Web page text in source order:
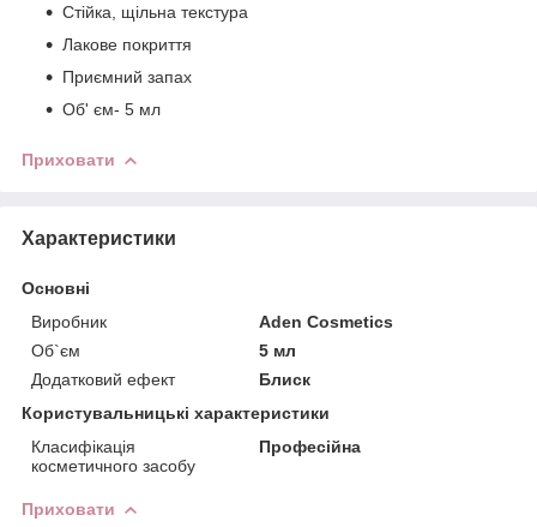
Стійка, щільна текстура
Лакове покриття
Приємний запах
Об' єм- 5 мл
Приховати
Характеристики
Основні
Виробник
Aden Cosmetics
Об`єм
5 мл
Додатковий ефект
Блиск
Користувальницькі характеристики
Класифікація
косметичного засобу
Професійна
Приховати